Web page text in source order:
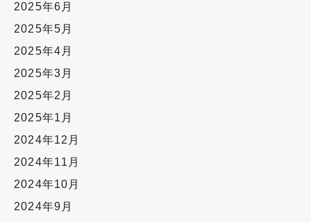
2025年6月
2025年5月
2025年4月
2025年3月
2025年2月
2025年1月
2024年12月
2024年11月
2024年10月
2024年9月